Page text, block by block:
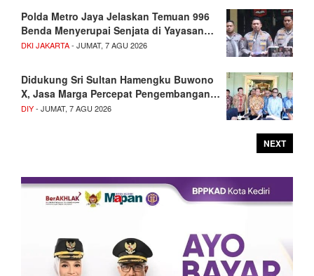
Polda Metro Jaya Jelaskan Temuan 996
Benda Menyerupai Senjata di Yayasan…
DKI JAKARTA- JUMAT, 7 AGU 2026
Didukung Sri Sultan Hamengku Buwono
X, Jasa Marga Percepat Pengembangan…
DIY- JUMAT, 7 AGU 2026
NEXT